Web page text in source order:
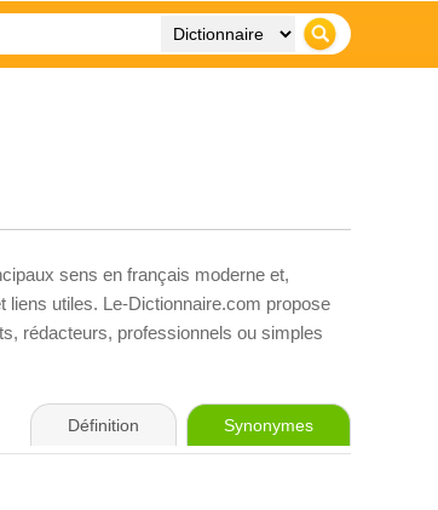
sens en français moderne et,
liens utiles. Le-Dictionnaire.com propose
rédacteurs, professionnels ou simples
Définition Synonymes